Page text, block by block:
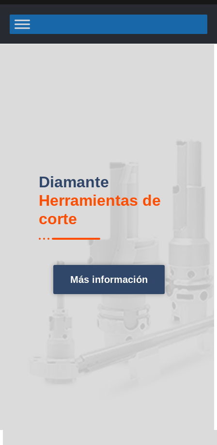
Diamante
Herramientas de
corte
Más información